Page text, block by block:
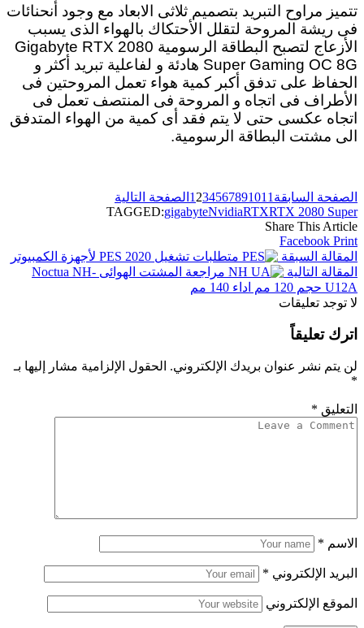
تتميز مراوح التبريد بتصميم ثلاثى الابعاد مع وجود أنحنائات
فى ريشة المروحة لتقلل الأحتكاك بالهواء الذى يسبب
الأزعاج لتصبح البطاقة الرسومية Gigabyte RTX 2080
Super Gaming OC 8G هادئة و لفاعلية تبريد أكثر و
الحفاظ على تدفق أكبر كمية هواء تعمل المروحتين فى
الأطراف فى اتجاه و المروحة فى المنتصف تعمل فى
اتجاه عكسى حتى لا يتم فقد أى كمية من الهواء المتدفق
الى مشتت البطاقة الرسومية.
الصفحة السابقة 1 234567891011
الصفحة التالية
TAGGED:gigabyteNvidiaRTXRTX 2080 Super
Share This Article
Facebook Print
المقالة السبقة
متطلبات تشغيل PES 2020 لأجهزة الكمبيوتر
المقالة التالية
مراجعة المشتت الهوائى Noctua NH-
U12A حجم 120 مم اداء 140 مم
لا توجد تعليقات
اترك تعليقاً
لن يتم نشر عنوان بريدك الإلكتروني. الحقول الإلزامية مشار إليها بـ
*
التعليق *
الاسم *
البريد الإلكتروني *
الموقع الإلكتروني